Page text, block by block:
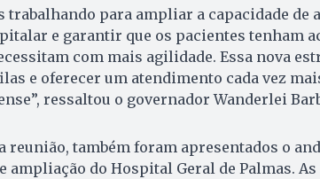
trabalhando para ampliar a capacidade de
e garantir que os pacientes tenham
com mais agilidade. Essa nova
e oferecer um atendimento cada vez
ressaltou o governador Wanderlei
reunião, também foram apresentados o
ampliação do Hospital Geral de Palmas.